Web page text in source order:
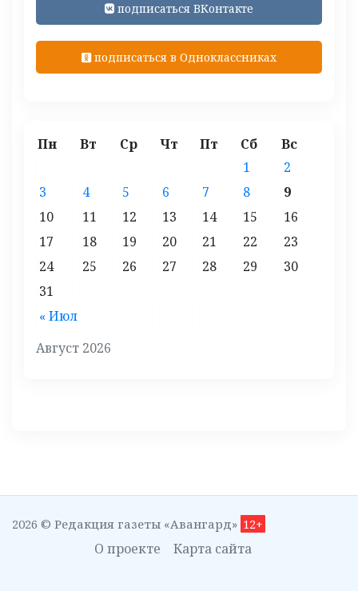
подписаться ВКонтакте
подписаться в Одноклассниках
Август 2026
Пн Вт Ср Чт Пт Сб Вс
« Июл
1
2
3
4 5 6 7 8
9
10
11 12 13 14 15
16
17
18 19 20 21 22
23
24
25 26 27 28 29
30
31
2026 © Редакция газеты «Авангард» 12+
О проекте Карта сайта